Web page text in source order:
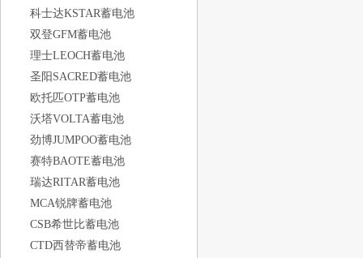
科士达KSTAR蓄电池
双登GFM蓄电池
理士LEOCH蓄电池
圣阳SACRED蓄电池
欧托匹OTP蓄电池
沃塔VOLTA蓄电池
劲博JUMPOO蓄电池
赛特BAOTE蓄电池
瑞达RITAR蓄电池
MCA锐牌蓄电池
CSB希世比蓄电池
CTD西替帝蓄电池